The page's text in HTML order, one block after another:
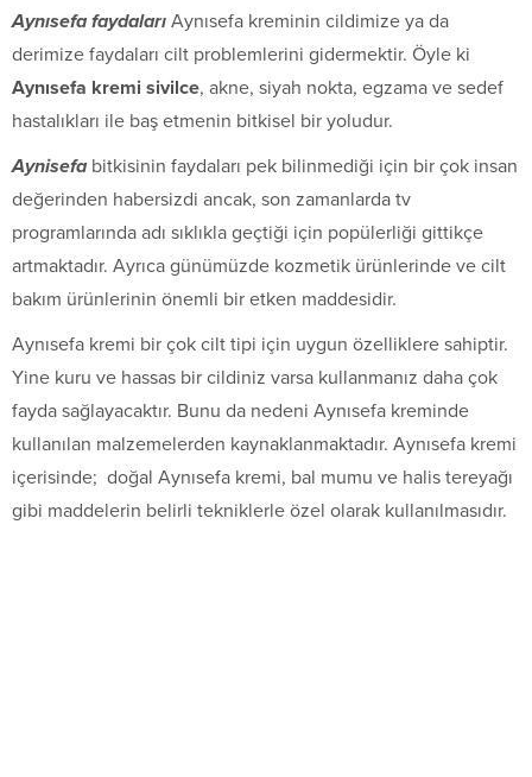
Aynısefa faydaları Aynısefa kreminin cildimize ya da
derimize faydaları cilt problemlerini gidermektir. Öyle ki
Aynısefa kremi sivilce, akne, siyah nokta, egzama ve sedef
hastalıkları ile baş etmenin bitkisel bir yoludur.
Aynisefa bitkisinin faydaları pek bilinmediği için bir çok insan
değerinden habersizdi ancak, son zamanlarda tv
programlarında adı sıklıkla geçtiği için popülerliği gittikçe
artmaktadır. Ayrıca günümüzde kozmetik ürünlerinde ve cilt
bakım ürünlerinin önemli bir etken maddesidir.
Aynısefa kremi bir çok cilt tipi için uygun özelliklere sahiptir.
Yine kuru ve hassas bir cildiniz varsa kullanmanız daha çok
fayda sağlayacaktır. Bunu da nedeni Aynısefa kreminde
kullanılan malzemelerden kaynaklanmaktadır. Aynısefa kremi
içerisinde; doğal Aynısefa kremi, bal mumu ve halis tereyağı
gibi maddelerin belirli tekniklerle özel olarak kullanılmasıdır.